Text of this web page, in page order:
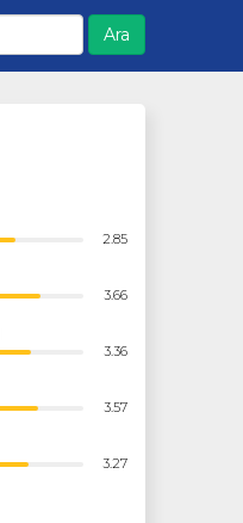
Ara
2.85
3.66
3.36
3.57
3.27